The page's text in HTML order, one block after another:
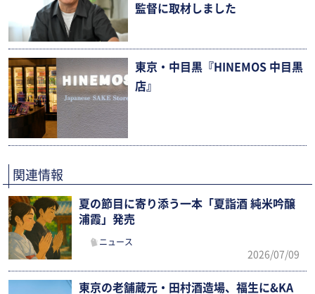
監督に取材しました
東京・中目黒『HINEMOS 中目黒
店』
関連情報
夏の節目に寄り添う一本「夏詣酒 純米吟醸
浦霞」発売
ニュース
2026/07/09
東京の老舗蔵元・田村酒造場、福生に&KA